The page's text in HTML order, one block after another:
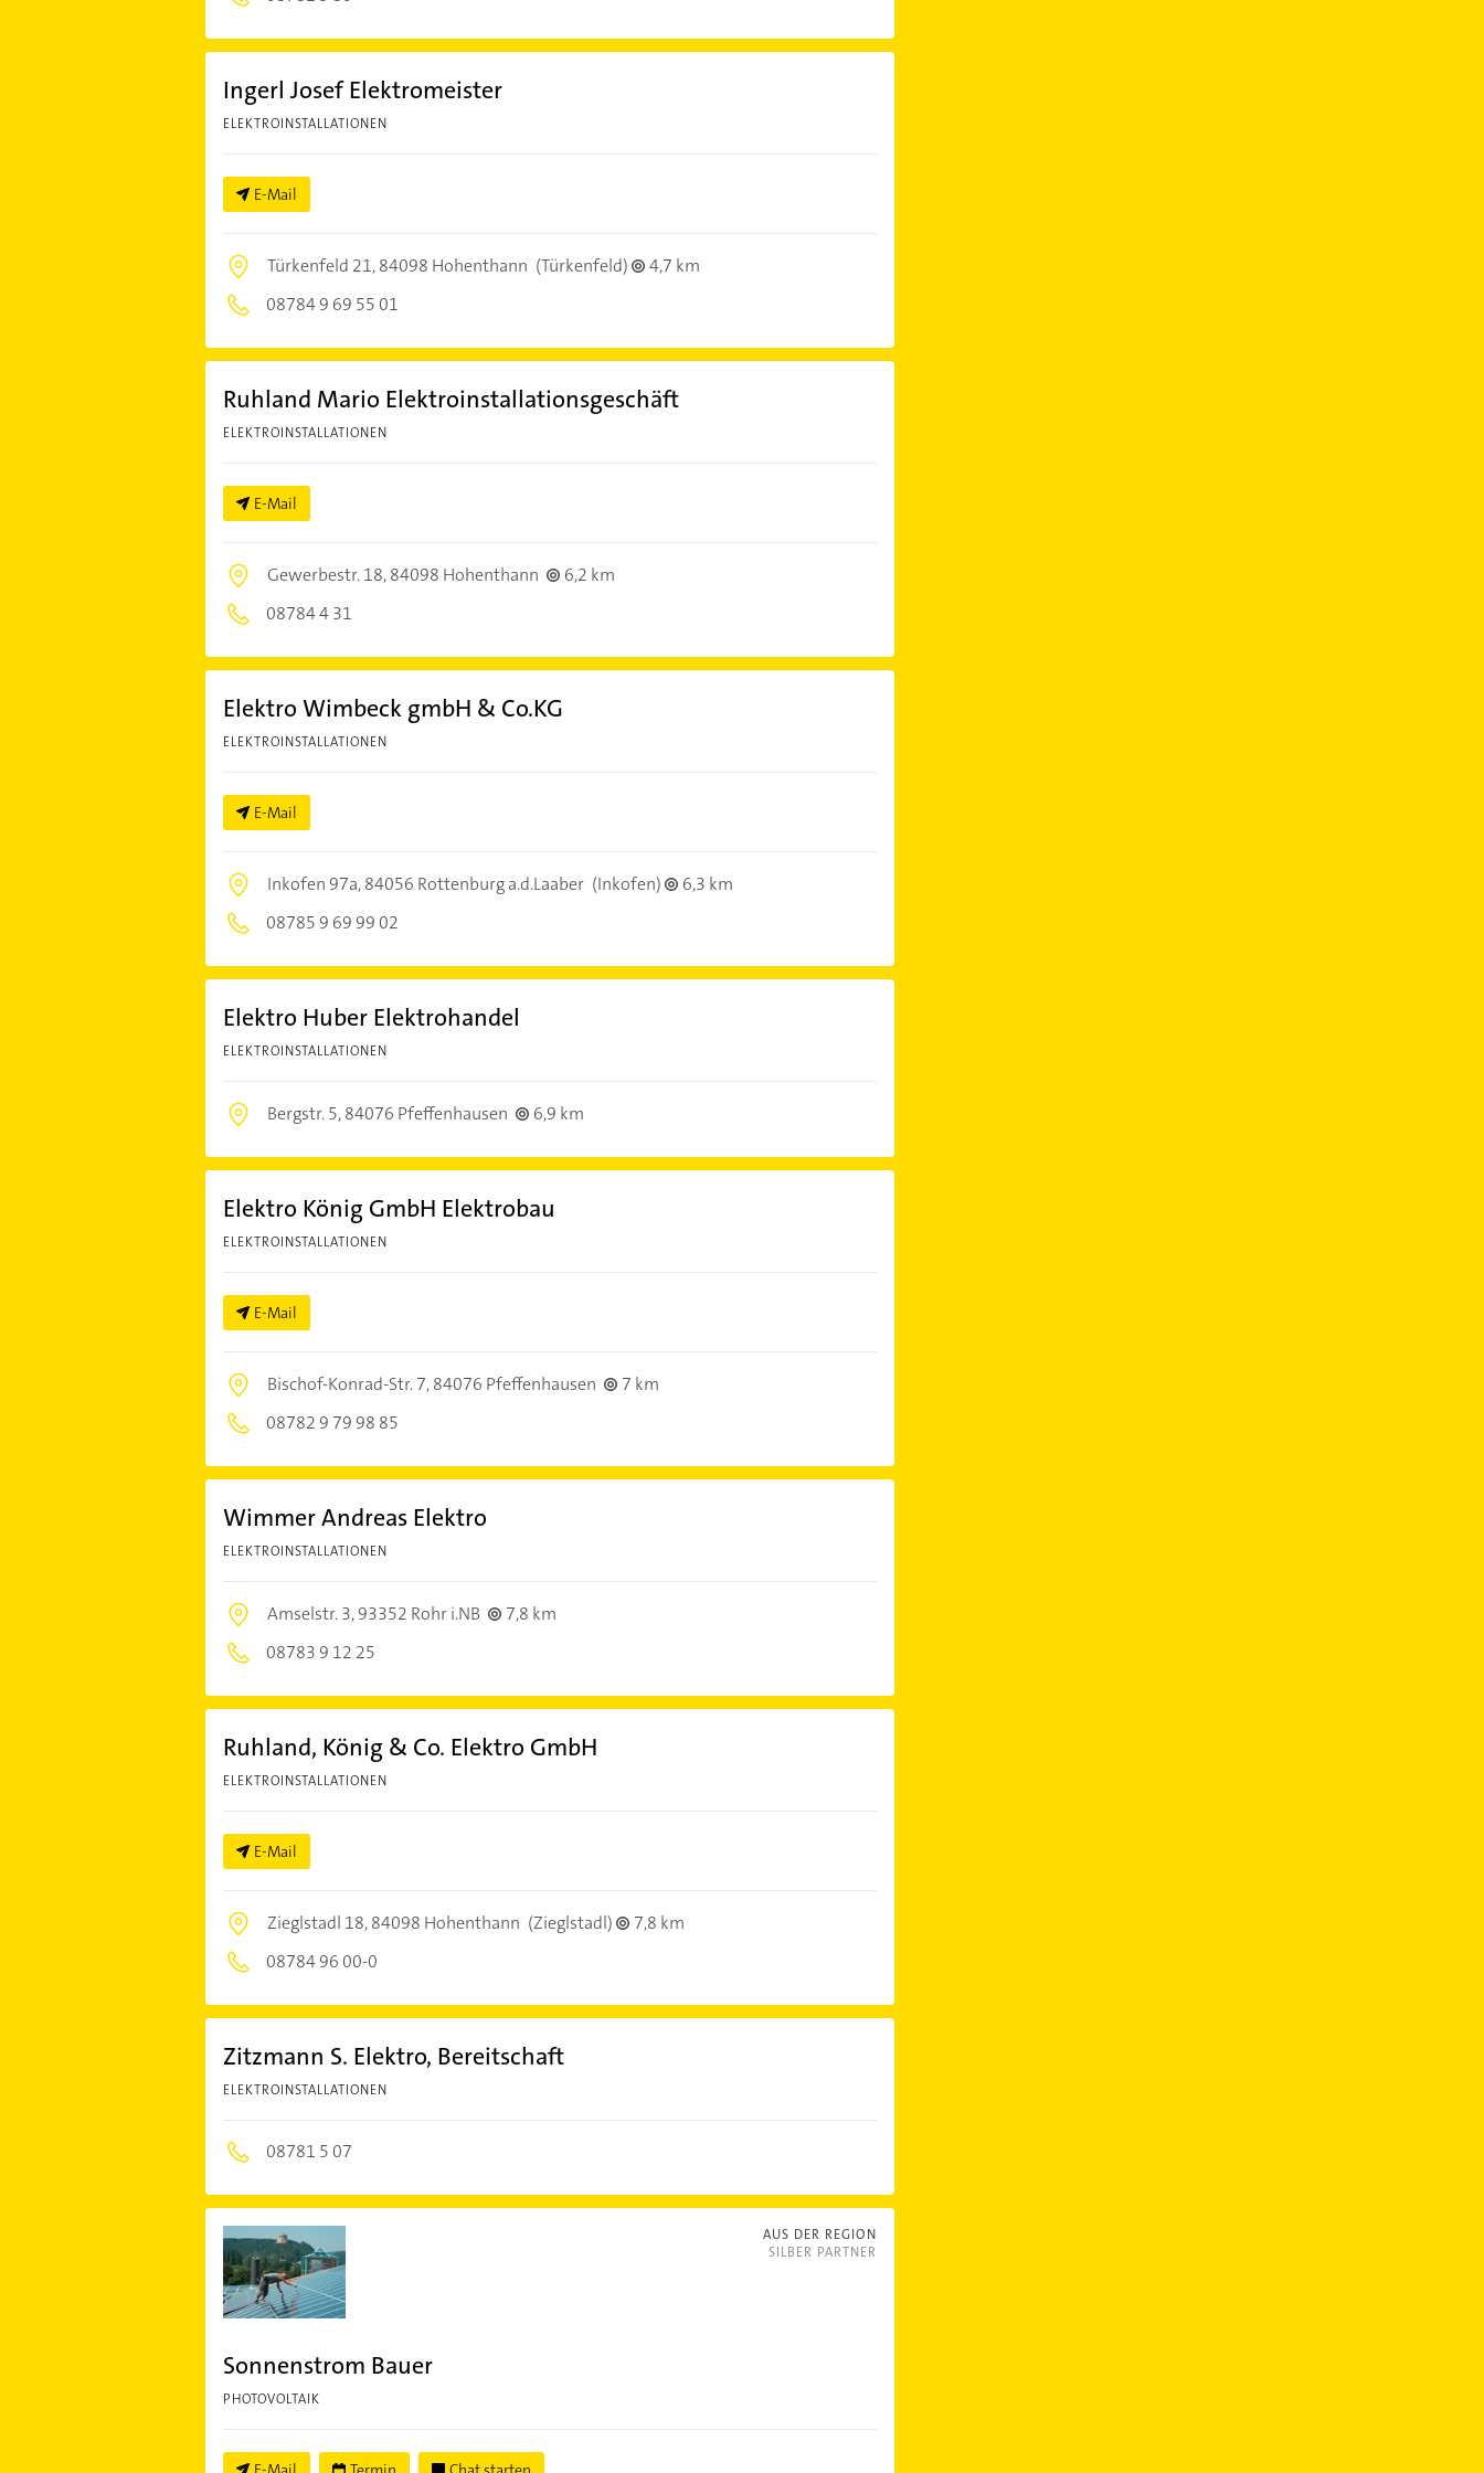
Ingerl Josef Elektromeister
ELEKTROINSTALLATIONEN
E-Mail
Türkenfeld 21,84098 Hohenthann (Türkenfeld)
4,7 km
08784 9 69 55 01
Ruhland Mario Elektroinstallationsgeschäft
ELEKTROINSTALLATIONEN
E-Mail
Gewerbestr. 18,84098 Hohenthann
6,2 km
08784 4 31
Elektro Wimbeck gmbH & Co.KG
ELEKTROINSTALLATIONEN
E-Mail
Inkofen 97a,84056 Rottenburg a.d.Laaber (Inkofen)
6,3 km
08785 9 69 99 02
Elektro Huber Elektrohandel
ELEKTROINSTALLATIONEN
Bergstr. 5,84076 Pfeffenhausen 6,9 km
Elektro König GmbH Elektrobau
ELEKTROINSTALLATIONEN
E-Mail
Bischof-Konrad-Str. 7,84076 Pfeffenhausen
7 km
08782 9 79 98 85
Wimmer Andreas Elektro
ELEKTROINSTALLATIONEN
Amselstr. 3,93352 Rohr i.NB
7,8 km
08783 9 12 25
Ruhland, König & Co. Elektro GmbH
ELEKTROINSTALLATIONEN
E-Mail
Zieglstadl 18,84098 Hohenthann (Zieglstadl)
7,8 km
08784 96 00-0
Zitzmann S. Elektro, Bereitschaft
ELEKTROINSTALLATIONEN
08781 5 07
AUS DER REGION
SILBER PARTNER
Sonnenstrom Bauer
PHOTOVOLTAIK